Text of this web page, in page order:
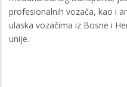
profesionalnih vozača, kao i
ulaska vozačima iz Bosne i
unije.